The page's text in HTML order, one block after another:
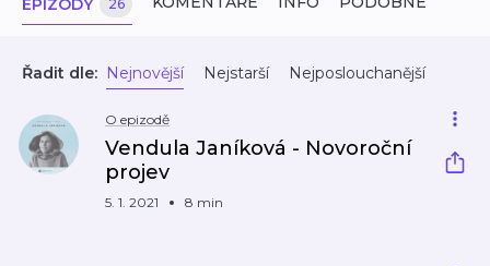
EPIZODY 26
Řadit dle: Nejnovější Nejstarší Nejposlouchanější
O epizodě
Vendula Janíková - Novoroční
projev
5. 1. 2021 8 min